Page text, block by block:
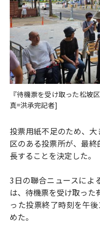
『待機票を受け取った松坡
真=洪承完記者]
投票用紙不足のため、
区のある投票所が、最
長することを決定した。
3日の聯合ニュースによ
は、待機票を受け取った
った投票終了時刻を午
めた。